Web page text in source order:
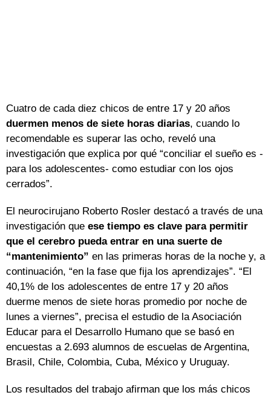
Cuatro de cada diez chicos de entre 17 y 20 años
duermen menos de siete horas diarias, cuando lo
recomendable es superar las ocho, reveló una
investigación que explica por qué “conciliar el sueño es -
para los adolescentes- como estudiar con los ojos
cerrados”.
El neurocirujano Roberto Rosler destacó a través de una
investigación que ese tiempo es clave para permitir
que el cerebro pueda entrar en una suerte de
“mantenimiento” en las primeras horas de la noche y, a
continuación, “en la fase que fija los aprendizajes”. “El
40,1% de los adolescentes de entre 17 y 20 años
duerme menos de siete horas promedio por noche de
lunes a viernes”, precisa el estudio de la Asociación
Educar para el Desarrollo Humano que se basó en
encuestas a 2.693 alumnos de escuelas de Argentina,
Brasil, Chile, Colombia, Cuba, México y Uruguay.
Los resultados del trabajo afirman que los más chicos